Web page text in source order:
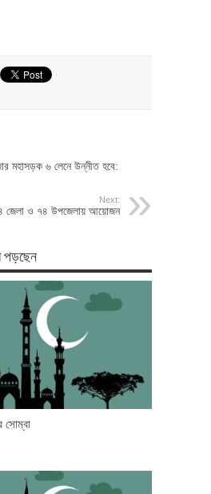
মহাসড়ক ৬ লেনে উন্নীত হবে:
Next:
জেলা ও ৭৪ উপজেলায় আয়োজন
পড়ছেন
সোম্বা